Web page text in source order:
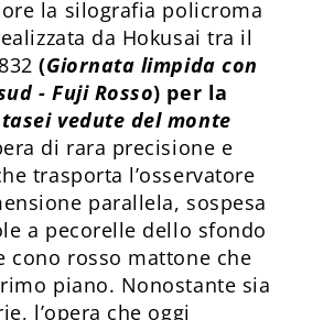
la silografia policroma
da Hokusai tra il
(Giornata limpida con
- Fuji Rosso) per la
vedute del monte
di rara precisione e
trasporta l’osservatore
parallela, sospesa
a pecorelle dello sfondo
cono rosso mattone che
piano. Nonostante sia
l’opera che oggi